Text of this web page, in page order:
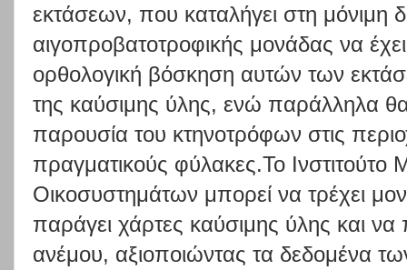
εκτάσεων, που καταλήγει στη μόνιμη
αιγοπροβατοτροφικής μονάδας να
ορθολογική βόσκηση αυτών των
της καύσιμης ύλης, ενώ παράλληλα θα
παρουσία του κτηνοτρόφων στις
πραγματικούς φύλακες.Το
Οικοσυστημάτων μπορεί να τρέχει
παράγει χάρτες καύσιμης ύλης και να
ανέμου, αξιοποιώντας τα δεδομένα